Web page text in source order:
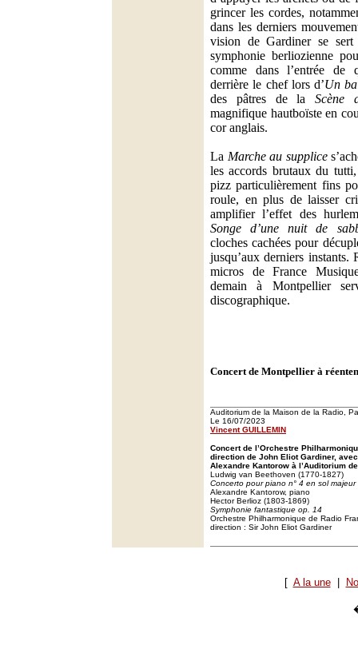
grincer les cordes,
dans les derniers
vision de Gardiner se
symphonie berliozienne
comme dans l’entrée de
derrière le chef lors d’Un
des pâtres de la Scène
magnifique hautboïste en
cor anglais.
La Marche au supplice
les accords brutaux du
pizz particulièrement fins
roule, en plus de laisser
amplifier l’effet des
Songe d’une nuit de
cloches cachées pour
jusqu’aux derniers instants.
micros de France
demain à Montpellier
discographique.
Concert de Montpellier à
Auditorium de la Maison de la Radio,
Le 16/07/2023
Vincent GUILLEMIN
Concert de l’Orchestre
direction de John Eliot Gardiner,
Alexandre Kantorow à l’Auditorium
Ludwig van Beethoven (1770-1827)
Concerto pour piano n° 4 en sol
Alexandre Kantorow, piano
Hector Berlioz (1803-1869)
Symphonie fantastique op. 14
Orchestre Philharmonique de Radio
direction : Sir John Eliot Gardiner
[ A la une|